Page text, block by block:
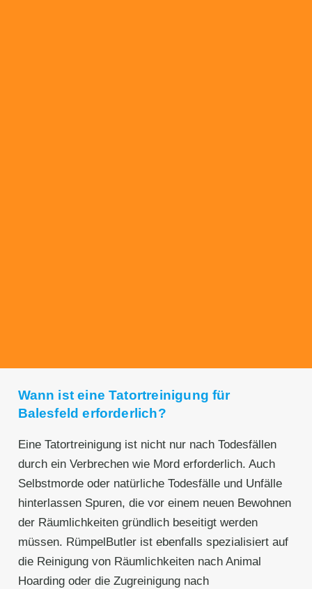
Wann ist eine Tatortreinigung für
Balesfeld erforderlich?
Eine Tatortreinigung ist nicht nur nach Todesfällen
durch ein Verbrechen wie Mord erforderlich. Auch
Selbstmorde oder natürliche Todesfälle und Unfälle
hinterlassen Spuren, die vor einem neuen Bewohnen
der Räumlichkeiten gründlich beseitigt werden
müssen. RümpelButler ist ebenfalls spezialisiert auf
die Reinigung von Räumlichkeiten nach Animal
Hoarding oder die Zugreinigung nach